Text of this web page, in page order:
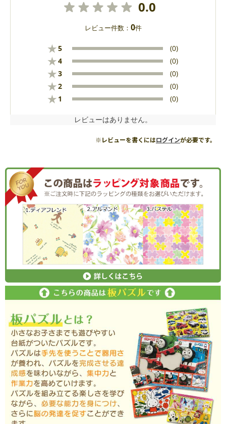
0.0
レビュー件数： 0件
★5 (0)
★4 (0)
★3 (0)
★2 (0)
★ 1 (0)
レビューはありません。
※レビューを書くにはログインが必要です。